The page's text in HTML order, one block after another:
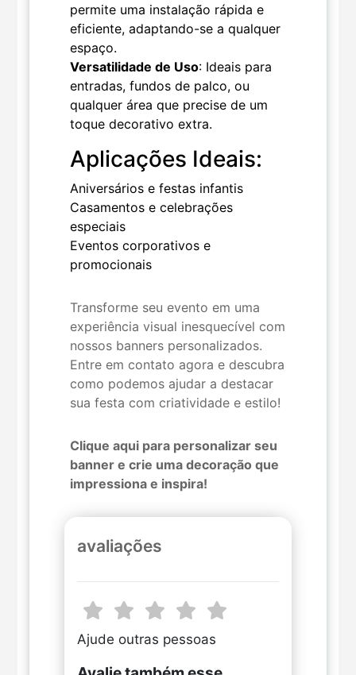
permite uma instalação rápida e
eficiente, adaptando-se a qualquer
espaço.
Versatilidade de Uso: Ideais para
entradas, fundos de palco, ou
qualquer área que precise de um
toque decorativo extra.
Aplicações Ideais:
Aniversários e festas infantis
Casamentos e celebrações
especiais
Eventos corporativos e
promocionais
Transforme seu evento em uma
experiência visual inesquecível com
nossos banners personalizados.
Entre em contato agora e descubra
como podemos ajudar a destacar
sua festa com criatividade e estilo!
Clique aqui para personalizar seu
banner e crie uma decoração que
impressiona e inspira!
avaliações
Ajude outras pessoas